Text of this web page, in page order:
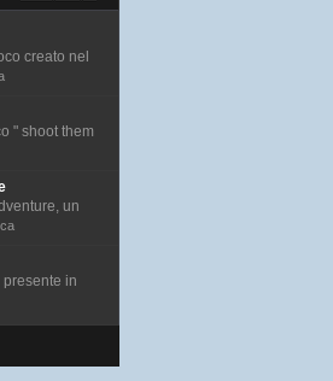
creato nel
" shoot them
un
in